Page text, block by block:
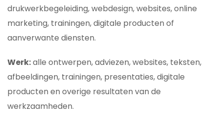
drukwerkbegeleiding, webdesign, websites, online
marketing, trainingen, digitale producten of
aanverwante diensten.
Werk:alle ontwerpen, adviezen, websites, teksten,
afbeeldingen, trainingen, presentaties, digitale
producten en overige resultaten van de
werkzaamheden.